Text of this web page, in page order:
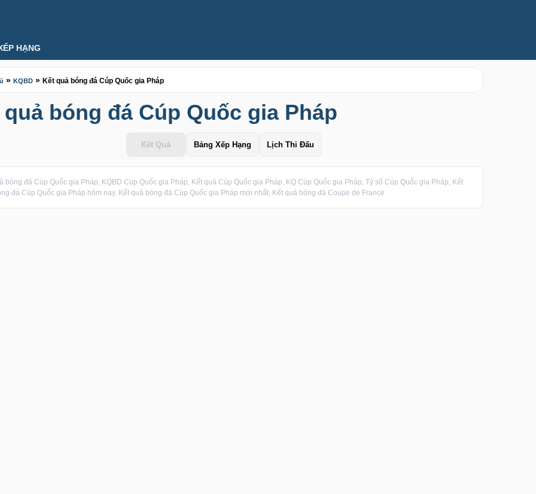
HẠNG
» KQBD » Kết quả bóng đá Cúp Quốc gia Pháp
quả bóng đá Cúp Quốc gia Pháp
Kết Quả Bảng Xếp Hạng Lịch Thi Đấu
bóng đá Cúp Quốc gia Pháp, KQBD Cúp Quốc gia Pháp, Kết quả Cúp Quốc gia Pháp, KQ Cúp Quốc gia Pháp, Tỷ số Cúp Quốc gia Pháp, Kết
đá Cúp Quốc gia Pháp hôm nay, Kết quả bóng đá Cúp Quốc gia Pháp mới nhất, Kết quả bóng đá Coupe de France